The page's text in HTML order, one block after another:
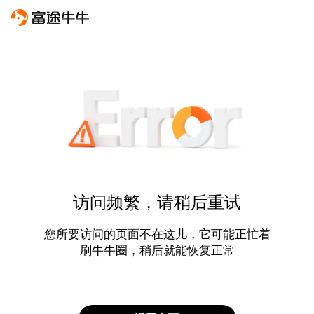
访问频繁，请稍后重试
您所要访问的页面不在这儿，它可能正忙着
刷牛牛圈，稍后就能恢复正常